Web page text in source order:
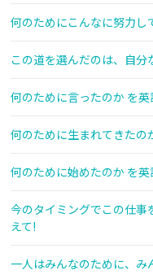
何のためにこんなに努力し
この道を選んだのは、自分
何のために言ったのか を英
何のために生まれてきたの
何のために始めたのか を英
今のタイミングでこの仕事
えて!
一人はみんなのために、み